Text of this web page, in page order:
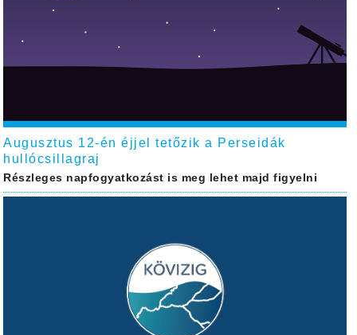
Augusztus 12-én éjjel tetőzik a Perseidák
hullócsillagraj
Részleges napfogyatkozást is meg lehet majd figyelni